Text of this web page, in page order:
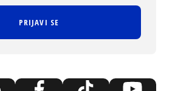
PRIJAVI SE